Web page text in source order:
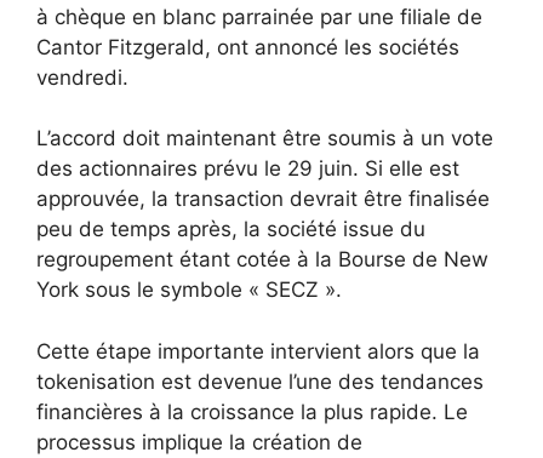
à chèque en blanc parrainée par une filiale de
Cantor Fitzgerald, ont annoncé les sociétés
vendredi.
L’accord doit maintenant être soumis à un vote
des actionnaires prévu le 29 juin. Si elle est
approuvée, la transaction devrait être finalisée
peu de temps après, la société issue du
regroupement étant cotée à la Bourse de New
York sous le symbole « SECZ ».
Cette étape importante intervient alors que la
tokenisation est devenue l’une des tendances
financières à la croissance la plus rapide. Le
processus implique la création de